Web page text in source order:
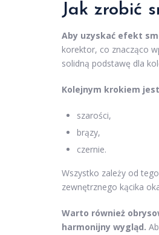
Jak zrobić
Aby uzyskać efekt
korektor, co znacząco
solidną podstawę dla
Kolejnym krokiem
szarości,
brązy,
czernie.
Wszystko zależy od
zewnętrznego kącika
Warto również
harmonijny wygląd.